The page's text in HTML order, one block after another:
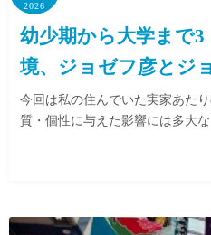
2026
幼少期から大学まで
境、ジョゼフ彦とジ
今回は私の住んでいた実家あた
質・個性に与えた影響には多大